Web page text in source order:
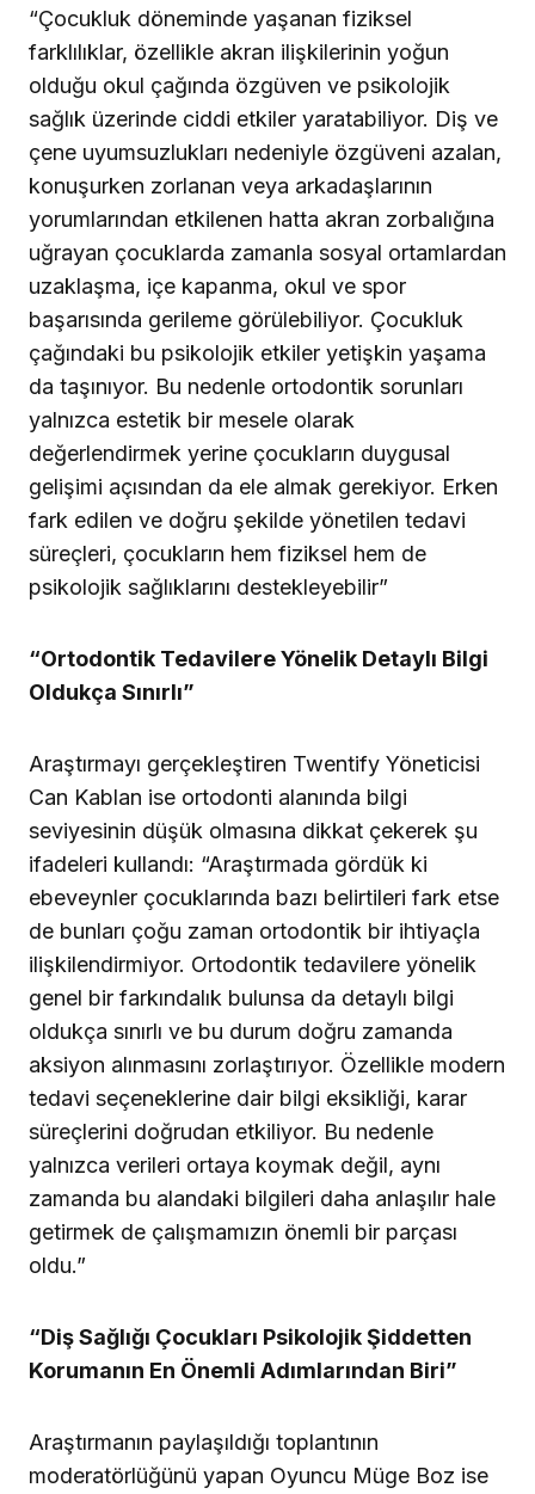
“Çocukluk döneminde yaşanan fiziksel
farklılıklar, özellikle akran ilişkilerinin yoğun
olduğu okul çağında özgüven ve psikolojik
sağlık üzerinde ciddi etkiler yaratabiliyor. Diş ve
çene uyumsuzlukları nedeniyle özgüveni azalan,
konuşurken zorlanan veya arkadaşlarının
yorumlarından etkilenen hatta akran zorbalığına
uğrayan çocuklarda zamanla sosyal ortamlardan
uzaklaşma, içe kapanma, okul ve spor
başarısında gerileme görülebiliyor. Çocukluk
çağındaki bu psikolojik etkiler yetişkin yaşama
da taşınıyor. Bu nedenle ortodontik sorunları
yalnızca estetik bir mesele olarak
değerlendirmek yerine çocukların duygusal
gelişimi açısından da ele almak gerekiyor. Erken
fark edilen ve doğru şekilde yönetilen tedavi
süreçleri, çocukların hem fiziksel hem de
psikolojik sağlıklarını destekleyebilir”
“Ortodontik Tedavilere Yönelik Detaylı Bilgi
Oldukça Sınırlı”
Araştırmayı gerçekleştiren Twentify Yöneticisi
Can Kablan ise ortodonti alanında bilgi
seviyesinin düşük olmasına dikkat çekerek şu
ifadeleri kullandı: “Araştırmada gördük ki
ebeveynler çocuklarında bazı belirtileri fark etse
de bunları çoğu zaman ortodontik bir ihtiyaçla
ilişkilendirmiyor. Ortodontik tedavilere yönelik
genel bir farkındalık bulunsa da detaylı bilgi
oldukça sınırlı ve bu durum doğru zamanda
aksiyon alınmasını zorlaştırıyor. Özellikle modern
tedavi seçeneklerine dair bilgi eksikliği, karar
süreçlerini doğrudan etkiliyor. Bu nedenle
yalnızca verileri ortaya koymak değil, aynı
zamanda bu alandaki bilgileri daha anlaşılır hale
getirmek de çalışmamızın önemli bir parçası
oldu.”
“Diş Sağlığı Çocukları Psikolojik Şiddetten
Korumanın En Önemli Adımlarından Biri”
Araştırmanın paylaşıldığı toplantının
moderatörlüğünü yapan Oyuncu Müge Boz ise